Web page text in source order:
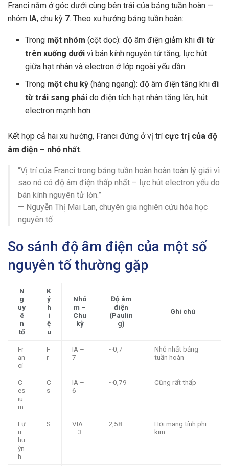
Franci nằm ở góc dưới cùng bên trái của bảng tuần hoàn —
nhóm IA, chu kỳ 7. Theo xu hướng bảng tuần hoàn:
Trong một nhóm (cột dọc): độ âm điện giảm khiđi từ
trên xuống dưới vì bán kính nguyên tử tăng, lực hút
giữa hạt nhân và electron ở lớp ngoài yếu dần.
Trong một chu kỳ (hàng ngang): độ âm điện tăng khiđi
từ trái sang phải do điện tích hạt nhân tăng lên, hút
electron mạnh hơn.
Kết hợp cả hai xu hướng, Franci đứng ở vị trí cực trị của độ
âm điện – nhỏ nhất.
“Vị trí của Franci trong bảng tuần hoàn hoàn toàn lý giải vì
sao nó có độ âm điện thấp nhất – lực hút electron yếu do
bán kính nguyên tử lớn.”
— Nguyễn Thị Mai Lan, chuyên gia nghiên cứu hóa học
nguyên tố
So sánh độ âm điện của một số
nguyên tố thường gặp
N
g
uy
ê
n
tố
K
ý
h
i
ệ
u
Nhó
m –
Chu
kỳ
Độ âm
điện
(Paulin
g)
Ghi chú
Fr
an
ci
F
r
IA –
7
~0,7
Nhỏ nhất bảng
tuần hoàn
C
es
iu
m
C
s
IA –
6
~0,79 Cũng rất thấp
Lư
u
hu
ỳn
h
S
VIA
– 3
2,58
Hơi mang tính phi
kim